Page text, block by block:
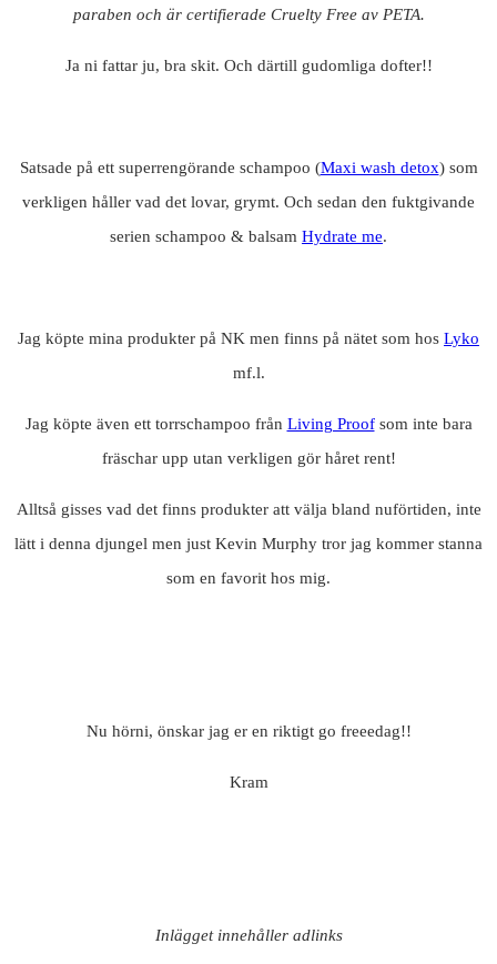
paraben och är certifierade Cruelty Free av PETA.
Ja ni fattar ju, bra skit. Och därtill gudomliga dofter!!
Satsade på ett superrengörande schampoo (Maxi wash detox) som
verkligen håller vad det lovar, grymt. Och sedan den fuktgivande
serien schampoo & balsam Hydrate me.
Jag köpte mina produkter på NK men finns på nätet som hos Lyko
mf.l.
Jag köpte även ett torrschampoo från Living Proofsom inte bara
fräschar upp utan verkligen gör håret rent!
Alltså gisses vad det finns produkter att välja bland nuförtiden, inte
lätt i denna djungel men just Kevin Murphy tror jag kommer stanna
som en favorit hos mig.
Nu hörni, önskar jag er en riktigt go freeedag!!
Kram
Inlägget innehåller adlinks